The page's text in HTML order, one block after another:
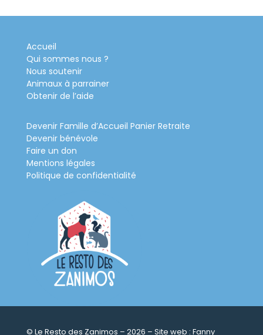
Accueil
Qui sommes nous ?
Nous soutenir
Animaux à parrainer
Obtenir de l’aide
Devenir Famille d’Accueil Panier Retraite
Devenir bénévole
Faire un don
Mentions légales
Politique de confidentialité
© Le Resto des Zanimos – 2026 – Site web : Fanny